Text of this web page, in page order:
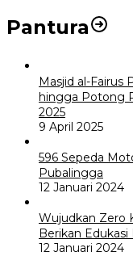
Pantura
Masjid al-Fairus
hingga Potong
2025
9 April 2025
596 Sepeda
Pubalingga
12 Januari 2024
Wujudkan Zero
Berikan Edukasi
12 Januari 2024